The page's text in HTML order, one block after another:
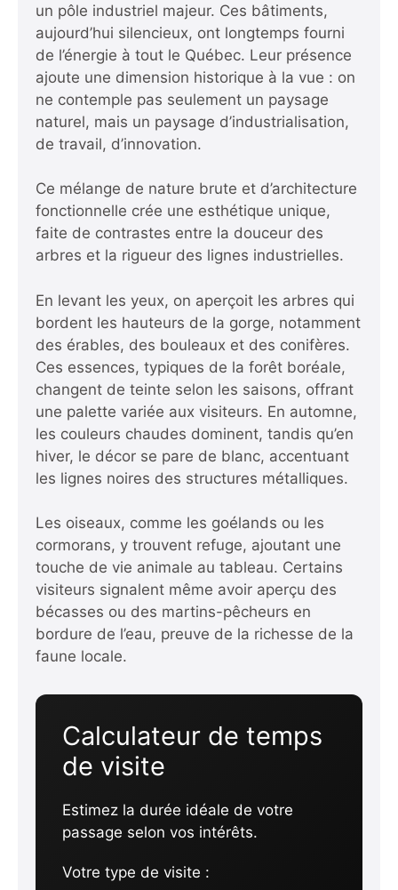
un pôle industriel majeur. Ces bâtiments,
aujourd’hui silencieux, ont longtemps fourni
de l’énergie à tout le Québec. Leur présence
ajoute une dimension historique à la vue : on
ne contemple pas seulement un paysage
naturel, mais un paysage d’industrialisation,
de travail, d’innovation.
Ce mélange de nature brute et d’architecture
fonctionnelle crée une esthétique unique,
faite de contrastes entre la douceur des
arbres et la rigueur des lignes industrielles.
En levant les yeux, on aperçoit les arbres qui
bordent les hauteurs de la gorge, notamment
des érables, des bouleaux et des conifères.
Ces essences, typiques de la forêt boréale,
changent de teinte selon les saisons, offrant
une palette variée aux visiteurs. En automne,
les couleurs chaudes dominent, tandis qu’en
hiver, le décor se pare de blanc, accentuant
les lignes noires des structures métalliques.
Les oiseaux, comme les goélands ou les
cormorans, y trouvent refuge, ajoutant une
touche de vie animale au tableau. Certains
visiteurs signalent même avoir aperçu des
bécasses ou des martins-pêcheurs en
bordure de l’eau, preuve de la richesse de la
faune locale.
Calculateur de temps
de visite
Estimez la durée idéale de votre
passage selon vos intérêts.
Votre type de visite :